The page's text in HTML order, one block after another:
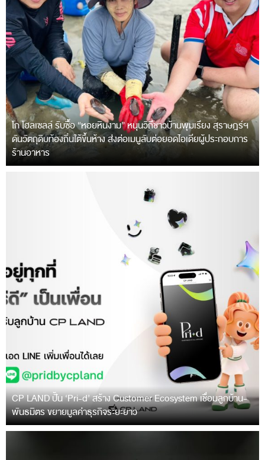
โก โฮลเซลล์ รับซื้อ “หอยหินงาม” หนุนวิถีชาวบ้านพุมเรียง สุราษฎร์ฯ
ดันวัตถุดิบท้องถิ่นใต้ขึ้นห้าง ส่งต่อเมนูลับต่อยอดไอเดียผู้ประกอบการ
ร้านอาหาร
CP LAND ปั้น ‘Pri-d’ สร้าง Customer Ecosystem เชื่อมลูกบ้าน-
พันธมิตร ขยายมูลค่าธุรกิจระยะยาว